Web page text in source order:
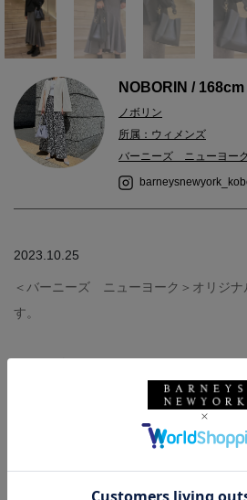
NOBORIN / 168cm
ノボリン
所属：ウィメンズ
バーニーズ ニューヨー
2023.10.25
＜バーニーズ ニューヨーク＞オリジナ
す。
荷物が多めのわたしでもこのバッグなら